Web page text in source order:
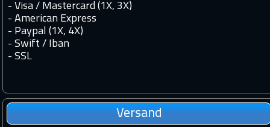
- Visa / Mastercard (1X, 3X)
- American Express
- Paypal (1X, 4X)
- Swift / Iban
- SSL
Versand